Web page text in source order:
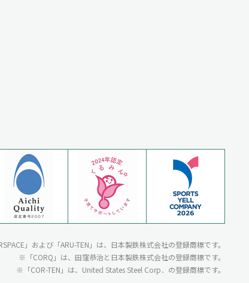
」および「ARU-TEN」は、日本製鉄株式会社の登録商標です。
「CORQ」は、田窪恭治と日本製鉄株式会社の登録商標です。
「COR-TEN」は、United States Steel Corp．の登録商標です。